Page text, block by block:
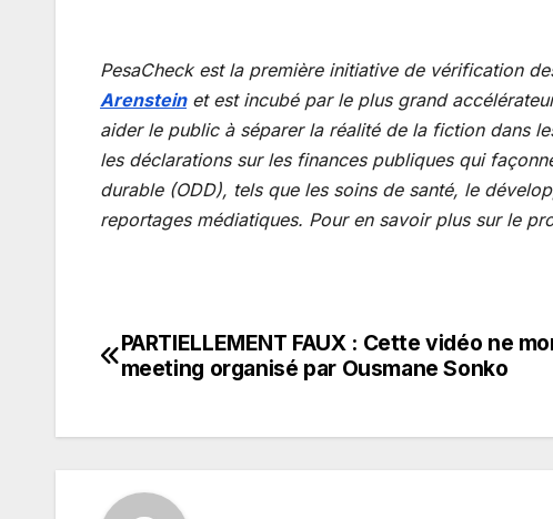
PesaCheck est la première initiative de vérification
Arensteinet est incubé par le plus grand
aider le public à séparer la réalité de la fiction dans
les déclarations sur les finances publiques qui
durable (ODD), tels que les soins de santé, le
reportages médiatiques. Pour en savoir plus sur le
Navigation
l’article
PARTIELLEMENT FAUX : Cette vidéo ne
meeting organisé par Ousmane Sonko